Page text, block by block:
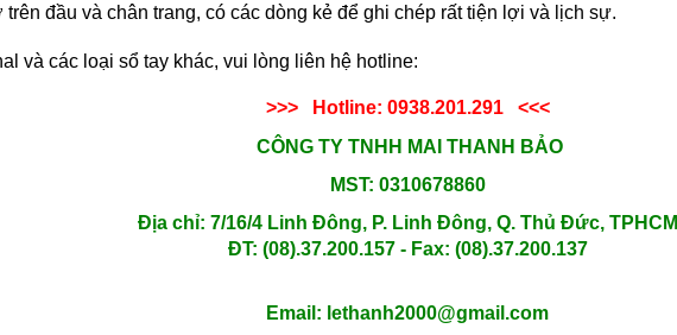
đầu và chân trang, có các dòng kẻ để ghi chép rất tiện lợi và lịch sự.
và các loại sổ tay khác, vui lòng liên hệ hotline:
>>> Hotline: 0938.201.291 <<<
CÔNG TY TNHH MAI THANH BẢO
MST: 0310678860
Địa chỉ: 7/16/4 Linh Đông, P. Linh Đông, Q. Thủ Đức, TPHCM
ĐT: (08).37.200.157 - Fax: (08).37.200.137
Email: lethanh2000@gmail.com